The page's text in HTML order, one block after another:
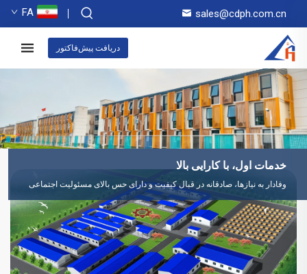
sales@cdph.com.cn
FA
دریافت پیش‌فاکتور
خدمات اول، با کارایی بالا
وفادار به نیازها، صادقانه در قبال کیفیت و دارای حس بالای مسئولیت اجتماعی